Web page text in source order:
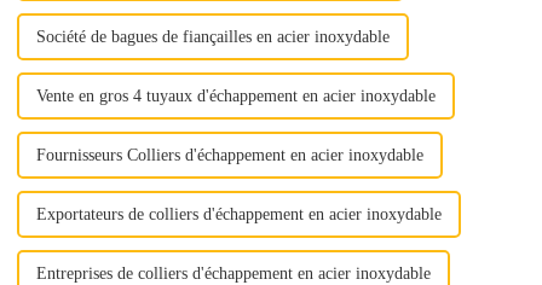
Société de bagues de fiançailles en acier inoxydable
Vente en gros 4 tuyaux d'échappement en acier inoxydable
Fournisseurs Colliers d'échappement en acier inoxydable
Exportateurs de colliers d'échappement en acier inoxydable
Entreprises de colliers d'échappement en acier inoxydable